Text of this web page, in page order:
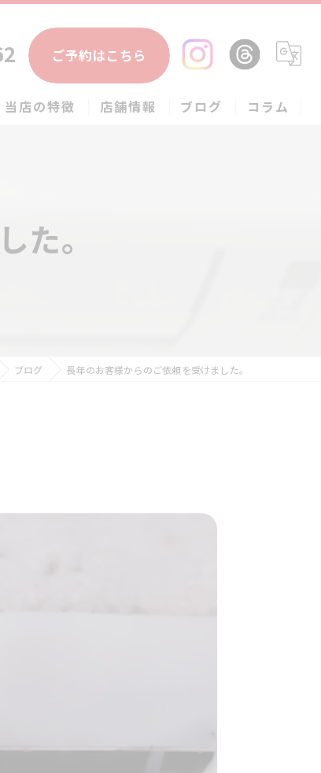
ご予約はこちら
当店の特徴
草加市のハウスクリーニング
店舗情報 ブログ コラム
た。
ブログ 長年のお客様からのご依頼を受けました。